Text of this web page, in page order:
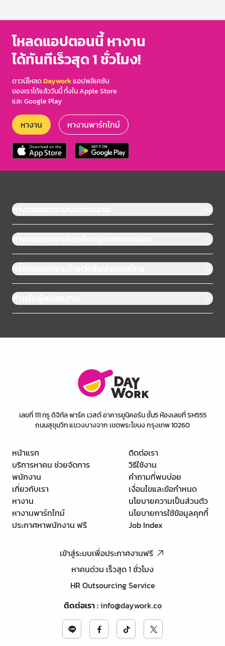
of
โหลดแอปตอนนี้ หางาน
ได้ทันทีเร็วสุด 1 ชั่วโมง!
ดาวน์โหลดDayworkแอปพลิเคชัน
ของเราได้แล้ววันนี้ ทั้งใน Apple Store
และ Google Play
หางาน หางานพาร์ทไทม์
หางานแยกตามประเภทงาน
หางานแยกตามเขตในกรุงเทพมหานคร
หางานแยกตามจังหวัดในประเทศไทย
สำหรับผู้สมัครงาน
เลขที่ 111 ทรู ดิจิทัล พาร์ค เวสต์ อาคารยูนิคอร์น ชั้น5 ห้องเลขที่ SH555
ถนนสุขุมวิท แขวงบางจาก เขตพระโขนง กรุงเทพ 10260
หน้าแรก
บริการหาคน ช่วยจัดการ
พนักงาน
เกี่ยวกับเรา
หางาน
หางานพาร์ทไทม์
ประกาศหาพนักงาน ฟรี
ติดต่อเรา
วิธีใช้งาน
คำถามที่พบบ่อย
เงื่อนไขและข้อกำหนด
นโยบายความเป็นส่วนตัว
นโยบายการใช้ข้อมูลคุกกี้
Job Index
เข้าสู่ระบบเพื่อประกาศงานฟรี
หาคนด่วน เร็วสุด 1 ชั่วโมง
HR Outsourcing Service
ติดต่อเรา:info@daywork.co